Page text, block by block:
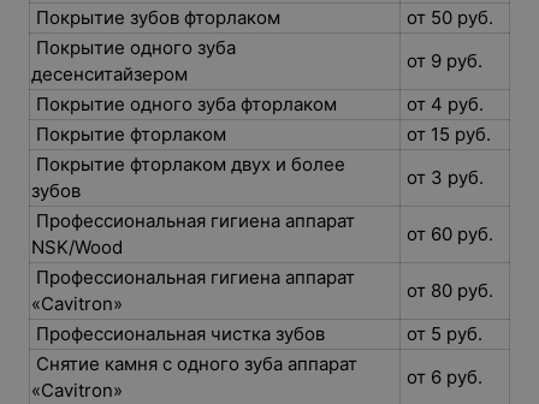
Покрытие зубов фторлаком
от 50 руб.
Покрытие одного зуба
десенситайзером
от 9 руб.
Покрытие одного зуба фторлаком
от 4 руб.
Покрытие фторлаком
от 15 руб.
Покрытие фторлаком двух и более
зубов
от 3 руб.
Профессиональная гигиена аппарат
NSK/Wood
от 60 руб.
Профессиональная гигиена аппарат
«Cavitron»
от 80 руб.
Профессиональная чистка зубов
от 5 руб.
Снятие камня с одного зуба аппарат
«Cavitron»
от 6 руб.